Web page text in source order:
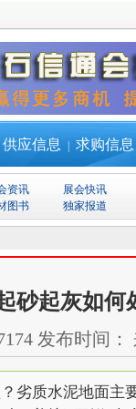
供应信息 求购信息
资讯
展会快讯
图书 独家报道
砂起灰如何
发布时间：
劣质水泥地面主